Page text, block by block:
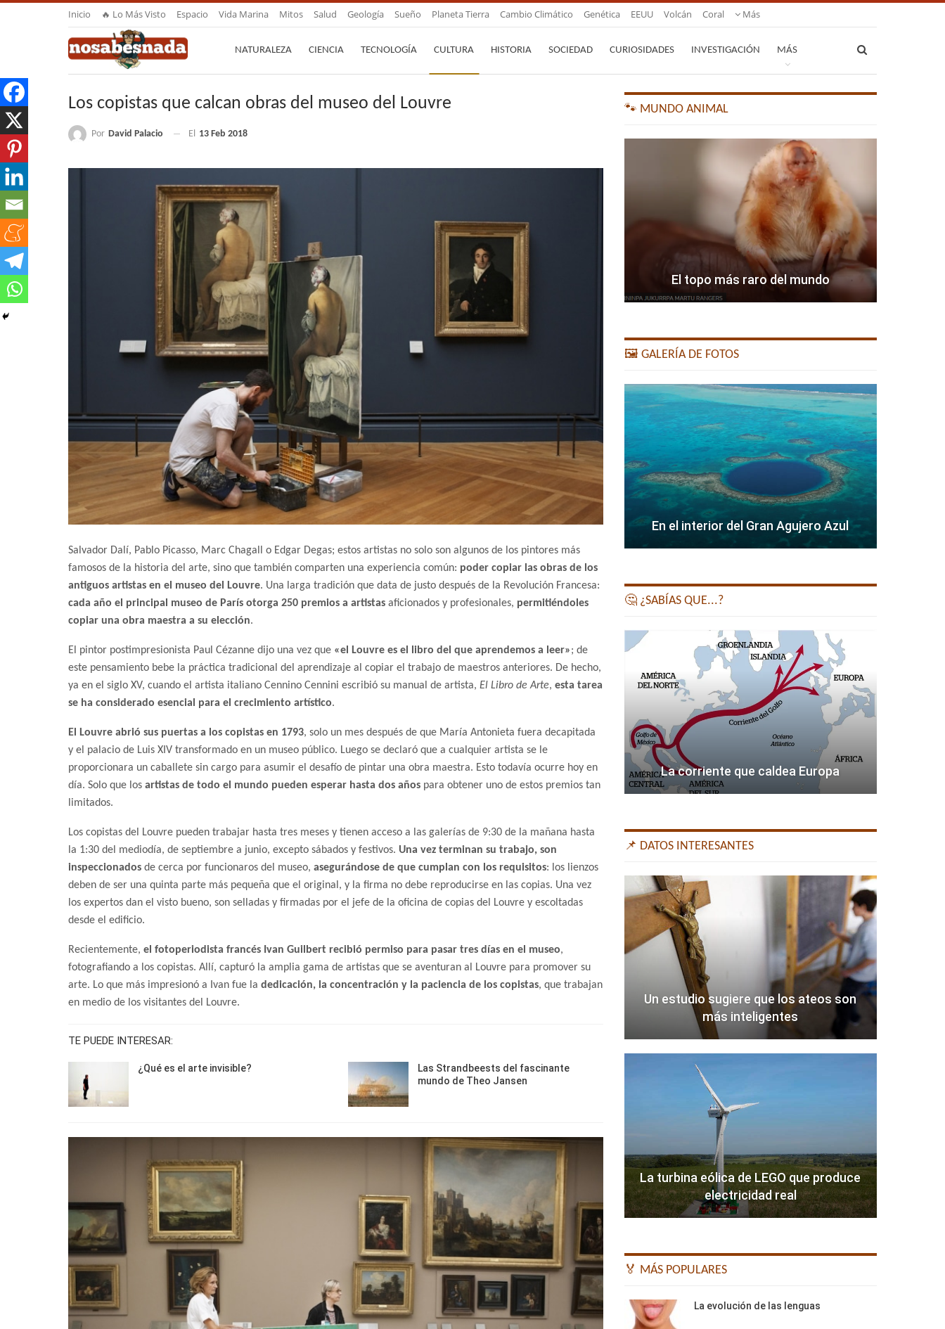
Inicio 🔥 Lo Más Visto Espacio Vida Marina Mitos Salud Geología Sueño Planeta Tierra Cambio Climático Genética EEUU Volcán Coral Más
NATURALEZA CIENCIA TECNOLOGÍA CULTURA HISTORIA SOCIEDAD CURIOSIDADES INVESTIGACIÓN MÁS
Los copistas que calcan obras del museo del Louvre
Por David Palacio El 13 Feb 2018
Salvador Dalí, Pablo Picasso, Marc Chagall o Edgar Degas; estos artistas no solo son algunos de los pintores más
famosos de la historia del arte, sino que también comparten una experiencia común: poder copiar las obras de los
antiguos artistas en el museo del Louvre. Una larga tradición que data de justo después de la Revolución Francesa:
cada año el principal museo de París otorga 250 premios a artistas aficionados y profesionales, permitiéndoles
copiar una obra maestra a su elección.
El pintor postimpresionista Paul Cézanne dijo una vez que «el Louvre es el libro del que aprendemos a leer»; de
este pensamiento bebe la práctica tradicional del aprendizaje al copiar el trabajo de maestros anteriores. De hecho,
ya en el siglo XV, cuando el artista italiano Cennino Cennini escribió su manual de artista, El Libro de Arte, esta tarea
se ha considerado esencial para el crecimiento artístico.
El Louvre abrió sus puertas a los copistas en 1793, solo un mes después de que María Antonieta fuera decapitada
y el palacio de Luis XIV transformado en un museo público. Luego se declaró que a cualquier artista se le
proporcionara un caballete sin cargo para asumir el desafío de pintar una obra maestra. Esto todavía ocurre hoy en
día. Solo que los artistas de todo el mundo pueden esperar hasta dos años para obtener uno de estos premios tan
limitados.
Los copistas del Louvre pueden trabajar hasta tres meses y tienen acceso a las galerías de 9:30 de la mañana hasta
la 1:30 del mediodía, de septiembre a junio, excepto sábados y festivos. Una vez terminan su trabajo, son
inspeccionados de cerca por funcionaros del museo, asegurándose de que cumplan con los requisitos: los lienzos
deben de ser una quinta parte más pequeña que el original, y la firma no debe reproducirse en las copias. Una vez
los expertos dan el visto bueno, son selladas y firmadas por el jefe de la oficina de copias del Louvre y escoltadas
desde el edificio.
Recientemente, el fotoperiodista francés Ivan Guilbert recibió permiso para pasar tres días en el museo,
fotografiando a los copistas. Allí, capturó la amplia gama de artistas que se aventuran al Louvre para promover su
arte. Lo que más impresionó a Ivan fue la dedicación, la concentración y la paciencia de los copistas, que trabajan
en medio de los visitantes del Louvre.
TE PUEDE INTERESAR:
¿Qué es el arte invisible?
Las Strandbeests del fascinante
mundo de Theo Jansen
🐾 MUNDO ANIMAL
El topo más raro del mundo
🖼️ GALERÍA DE FOTOS
En el interior del Gran Agujero Azul
🤔 ¿SABÍAS QUE...?
La corriente que caldea Europa
📌 DATOS INTERESANTES
Un estudio sugiere que los ateos son
más inteligentes
La turbina eólica de LEGO que produce
electricidad real
🏅 MÁS POPULARES
La evolución de las lenguas